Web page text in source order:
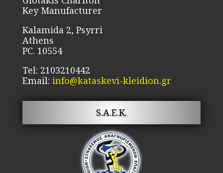
Key Manufacturer
Kalamida 2, Psyrri
Athens
PC. 10554
Tel: 2103210442
Email: info@kataskevi-kleidion.gr
S.A.E.K.